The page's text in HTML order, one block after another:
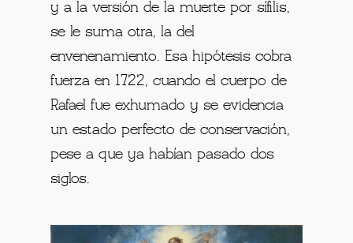
y a la versión de la muerte por sífilis,
se le suma otra, la del
envenenamiento. Esa hipótesis cobra
fuerza en 1722, cuando el cuerpo de
Rafael fue exhumado y se evidencia
un estado perfecto de conservación,
pese a que ya habían pasado dos
siglos.